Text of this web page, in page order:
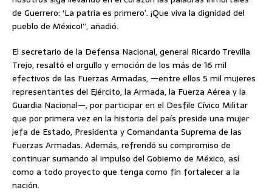
de Guerrero: ‘La patria es primero’. ¡Que viva la dignidad del
pueblo de México!”, añadió.
El secretario de la Defensa Nacional, general Ricardo Trevilla
Trejo, resaltó el orgullo y emoción de los más de 16 mil
efectivos de las Fuerzas Armadas, —entre ellos 5 mil mujeres
representantes del Ejército, la Armada, la Fuerza Aérea y la
Guardia Nacional—, por participar en el Desfile Cívico Militar
que por primera vez en la historia del país preside una mujer
jefa de Estado, Presidenta y Comandanta Suprema de las
Fuerzas Armadas. Además, refrendó su compromiso de
continuar sumando al impulso del Gobierno de México, así
como a todo proyecto que tenga como fin fortalecer a la
nación.